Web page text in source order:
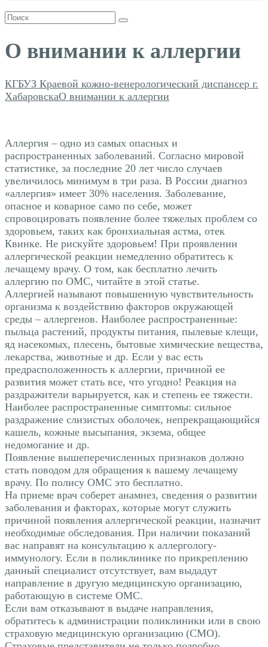
Поиск
О внимании к аллергии
КГБУЗ Краевой кожно-венерологический диспансер г.
ХабаровскаО внимании к аллергии
Аллергия – одно из самых опасных и
распространенных заболеваний. Согласно мировой
статистике, за последние 20 лет число случаев
увеличилось минимум в три раза. В России диагноз
«аллергия» имеет 30% населения. Заболевание,
опасное и коварное само по себе, может
спровоцировать появление более тяжелых проблем со
здоровьем, таких как бронхиальная астма, отек
Квинке. Не рискуйте здоровьем! При проявлении
аллергической реакции немедленно обратитесь к
лечащему врачу. О том, как бесплатно лечить
аллергию по ОМС, читайте в этой статье.
Аллергией называют повышенную чувствительность
организма к воздействию факторов окружающей
среды – аллергенов. Наиболее распространенные:
пыльца растений, продукты питания, пылевые клещи,
яд насекомых, плесень, бытовые химические вещества,
лекарства, животные и др. Если у вас есть
предрасположенность к аллергии, причиной ее
развития может стать все, что угодно! Реакция на
раздражители варьируется, как и степень ее тяжести.
Наиболее распространенные симптомы: сильное
раздражение слизистых оболочек, непрекращающийся
кашель, кожные высыпания, экзема, общее
недомогание и др.
Появление вышеперечисленных признаков должно
стать поводом для обращения к вашему лечащему
врачу. По полису ОМС это бесплатно.
На приеме врач соберет анамнез, сведения о развитии
заболевания и факторах, которые могут служить
причиной появления аллергической реакции, назначит
необходимые обследования. При наличии показаний
вас направят на консультацию к аллергологу-
иммунологу. Если в поликлинике по прикреплению
данный специалист отсутствует, вам выдадут
направление в другую медицинскую организацию,
работающую в системе ОМС.
Если вам отказывают в выдаче направления,
обратитесь к администрации поликлиники или в свою
страховую медицинскую организацию (СМО).